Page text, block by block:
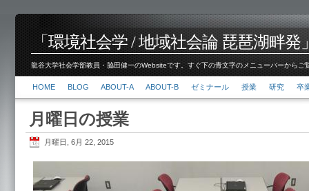
「環境社会学 / 地域社会論 琵琶湖畔発
龍谷大学社会学部教員・脇田健一のWebsiteです。すぐ下の青文字のメニューバーから
HOME BLOG ABOUT-A ABOUT-B ゼミナール 授業 研究 卒
月曜日の授業
月曜日, 6月 22, 2015